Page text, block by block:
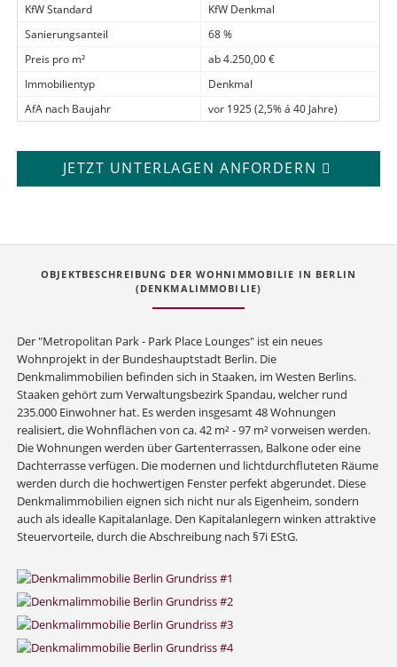
KfW Standard
KfW Denkmal
Sanierungsanteil
68 %
Preis pro m²
ab 4.250,00 €
Immobilientyp
Denkmal
AfA nach Baujahr
vor 1925 (2,5% á 40 Jahre)
JETZT UNTERLAGEN ANFORDERN
OBJEKTBESCHREIBUNG DER WOHNIMMOBILIE IN BERLIN
(DENKMALIMMOBILIE)
Der "Metropolitan Park - Park Place Lounges" ist ein neues
Wohnprojekt in der Bundeshauptstadt Berlin. Die
Denkmalimmobilien befinden sich in Staaken, im Westen Berlins.
Staaken gehört zum Verwaltungsbezirk Spandau, welcher rund
235.000 Einwohner hat. Es werden insgesamt 48 Wohnungen
realisiert, die Wohnflächen von ca. 42 m² - 97 m² vorweisen werden.
Die Wohnungen werden über Gartenterrassen, Balkone oder eine
Dachterrasse verfügen. Die modernen und lichtdurchfluteten Räume
werden durch die hochwertigen Fenster perfekt abgerundet. Diese
Denkmalimmobilien eignen sich nicht nur als Eigenheim, sondern
auch als idealle Kapitalanlage. Den Kapitalanlegern winken attraktive
Steuervorteile, durch die Abschreibung nach §7i EStG.